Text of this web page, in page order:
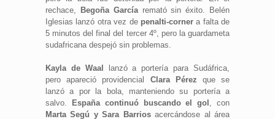
rechace, Begoña Garcíaremató sin éxito. Belén
Iglesias lanzó otra vez de penalti-cornera falta de
5 minutos del final del tercer 4º, pero la guardameta
sudafricana despejó sin problemas.
Kayla de Waal lanzó a portería para Sudáfrica,
pero apareció providencial Clara Pérez que se
lanzó a por la bola, manteniendo su portería a
salvo. España continuó buscando el gol , con
Marta Segú y Sara Barriosacercándose al área